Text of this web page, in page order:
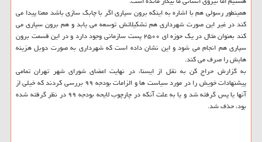
همینطور رسولی هم با اشاره به اینكه برون سپاری اگر با چابك سازی باشد معنا پیدا می
كند در غیر این صورت شهرداری هم تشكیلاتش توسعه می یابد و هم برون سپاری می
كند بعنوان مثال در یك حوزه ای ۲۵۰۰ پست سازمانی وجود دارد و در این قسمت برون
سپاری هم انجام می شود و این نشان داده است كه شهرداری به صورت دوبل هزینه
هایش را صرف می كند.
به گزارش حراج كن به نقل از ایسنا، در نهایت اعضای شورای شهر تهران تمامی
پیشنهادات خویش را در مورد سیاست ها و الزامات بودجه ۹۹ بررسی كردند كه خیلی از
آنها یا پس گرفته شد و یا به علت آنكه در چارچوب لایحه بودجه ۹۹ در نظر گرفته شده
بود، حذف شد.